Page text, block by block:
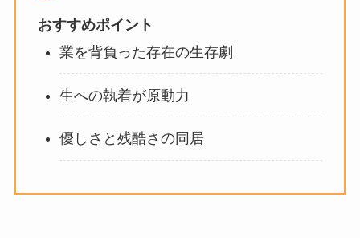
おすすめポイント
業を背負った存在の生存劇
生への執着が原動力
優しさと残酷さの同居